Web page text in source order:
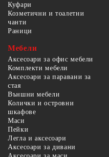
Куфари
Козметични и тоалетни
чанти
Раници
Мебели
Аксесоари за офис мебели
Комплекти мебели
Аксесоари за паравани за
стая
Външни мебели
Колички и островни
шкафове
Маси
Пейки
Легла и аксесоари
Аксесоари за дивани